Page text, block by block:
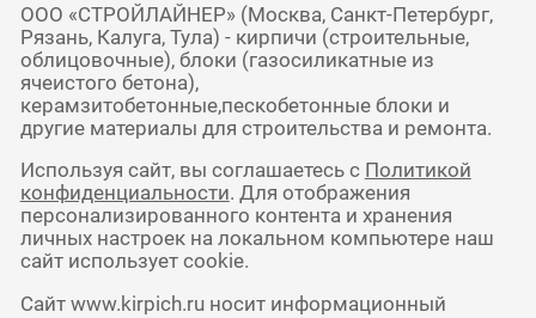
ООО «СТРОЙЛАЙНЕР» (Москва, Санкт-Петербург,
Рязань, Калуга, Тула) - кирпичи (строительные,
облицовочные), блоки (газосиликатные из
ячеистого бетона),
керамзитобетонные,пескобетонные блоки и
другие материалы для строительства и ремонта.
Используя сайт, вы соглашаетесь с Политикой
конфиденциальности. Для отображения
персонализированного контента и хранения
личных настроек на локальном компьютере наш
сайт использует cookie.
Сайт www.kirpich.ru носит информационный